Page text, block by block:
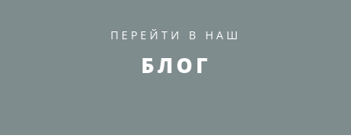
ПЕРЕЙТИ В НАШ
БЛОГ